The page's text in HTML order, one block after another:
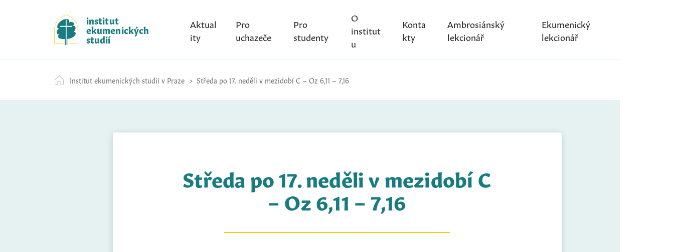
k
i
p
t
c
o
institut
ekumenických
studií
Aktual
ity
Pro
uchazeče
Pro
studenty
O
institut
u
Konta
kty
Ambrosiánský
lekcionář
Ekumenický
lekcionář
Institut ekumenických studií v Praze Středa po 17. neděli v mezidobí C – Oz 6,11 – 7,16
Středa po 17. neděli v mezidobí C
– Oz 6,11 – 7,16